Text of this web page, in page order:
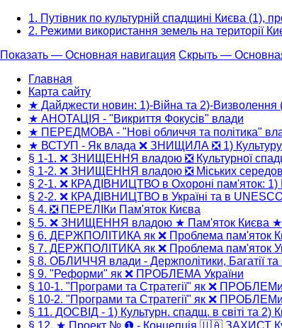
1. Путівник по культурній спадщині Києва (1),
2. Режими використання земель на території
Основная
навигация
Показать — Основная навигация Скрыть —
Главная
Карта сайту
★ Дайджести новин: 1)-Війна та 2)-Визволення
★ АНОТАЦІЯ - "Викриття Фокусів" влади
★ ПЕРЕДМОВА - "Нові обличчя та політика"
★ ВСТУП - Як влада ❌ ЗНИЩИЛА ❎ 1) Культуру
§ 1-1. ❌ ЗНИЩЕННЯ владою ❎ Культурної
§ 1-2. ❌ ЗНИЩЕННЯ владою ❎ Міських
§ 2-1. ❌ КРАДІВНИЦТВО в Охороні пам'яток:
§ 2-2. ❌ КРАДІВНИЦТВО в Україні та в
§ 4. ❎ ПЕРЕЛІКи Пам'яток Києва
§ 5. ❌ ЗНИЩЕННЯ владою ★ Пам'яток Києва ★
§ 6. ДЕРЖПОЛІТИКА як ❌ Проблема пам'яток
§ 7. ДЕРЖПОЛІТИКА як ❌ Проблема пам'яток
§ 8. ОБЛИЧЧЯ влади - Держполітики, Багатії та
§ 9. "Реформи" як ❌ ПРОБЛЕМА України
§ 10-1. "Програми та Стратегії" як ❌
§ 10-2. "Програми та Стратегії" як ❌
§ 11. ДОСВІД - 1) Культурн. спадщ. в світі та 2)
§ 12. ★ Проект № ❶ - Концепція 🇺🇦 ЗАХИСТ